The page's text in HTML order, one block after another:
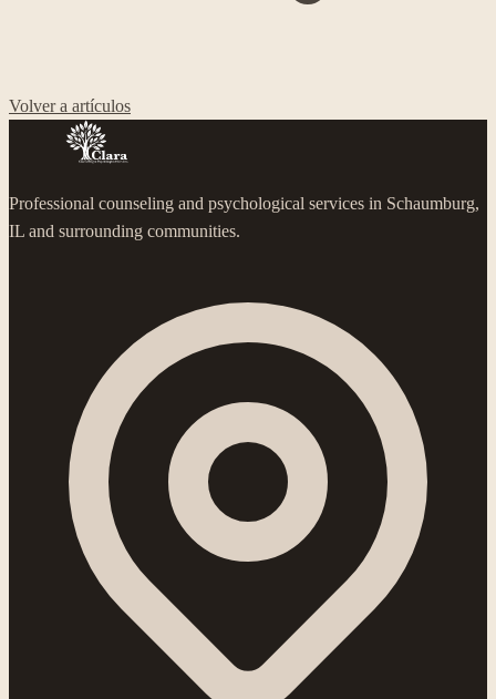
Volver a artículos
Professional counseling and psychological services in Schaumburg,
IL and surrounding communities.